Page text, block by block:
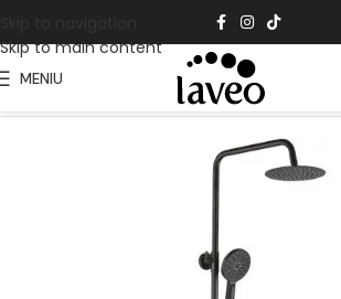
Skip to main content
MENIU
Pradžia Vonios Kambariui Dušai